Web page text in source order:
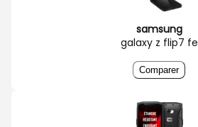
samsung
galaxy z flip7 fe
Comparer